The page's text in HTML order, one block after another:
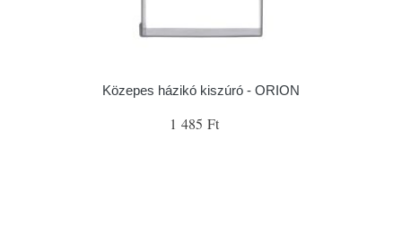
Közepes házikó kiszúró - ORION
1 485 Ft